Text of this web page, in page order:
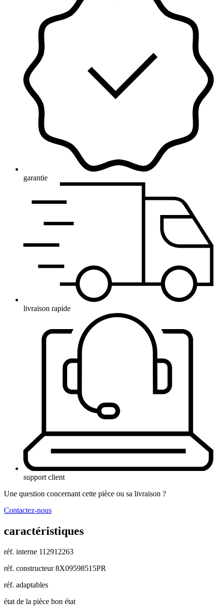
garantie
livraison rapide
support client
Une question concernant cette pièce ou sa livraison ?
Contactez-nous
caractéristiques
réf. interne 112912263
réf. constructeur 8X09598515PR
réf. adaptables
état de la pièce bon état